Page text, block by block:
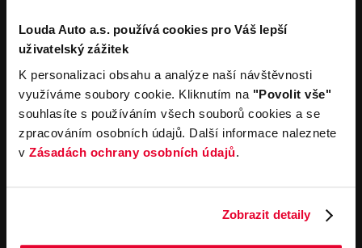
Louda Auto a.s. používá cookies pro Váš lepší
uživatelský zážitek
K personalizaci obsahu a analýze naší návštěvnosti
využíváme soubory cookie. Kliknutím na "Povolit vše"
souhlasíte s používáním všech souborů cookies a se
zpracováním osobních údajů. Další informace naleznete
v Zásadách ochrany osobních údajů.
Zobrazit detaily
Pronájem
Carsharing
Autopůjčovna
Operativní leasing
Společnost
Louda Auto+ Poděbrady
Obytné vozy
Novinky
Kariéra
Servisní služby
Servis
Důležité odkazy
Cookies
Všeobecné obchodní
podmínky pro online